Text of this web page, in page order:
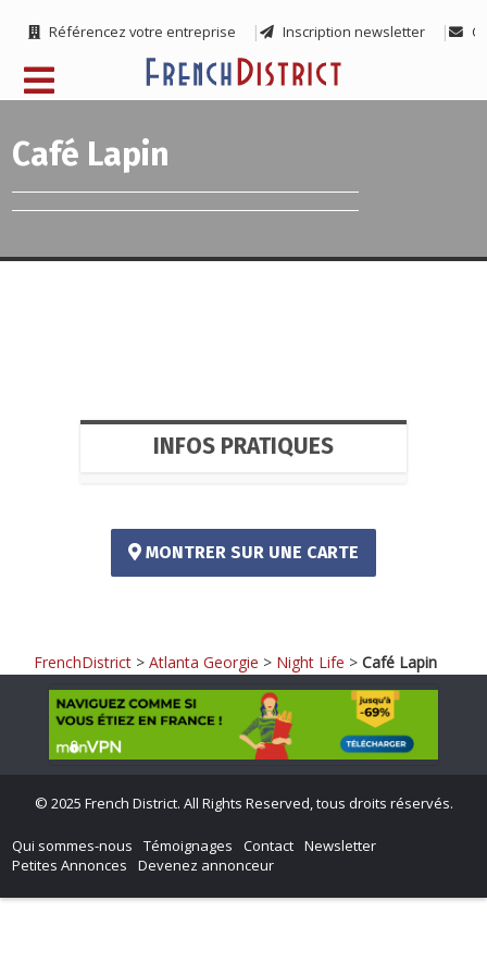
Référencez votre entreprise Inscription newsletter
Café Lapin
INFOS PRATIQUES
MONTRER SUR UNE CARTE
FrenchDistrict >Atlanta Georgie > Night Life >Café Lapin
© 2025 French District. All Rights Reserved, tous droits réservés.
Qui sommes-nous Témoignages Contact Newsletter
Petites Annonces
Devenez annonceur